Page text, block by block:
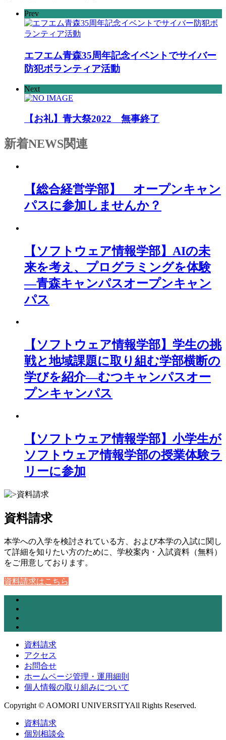
Prev
エフエム青森35周年記念イベントでサイバー
防犯ボランティア活動
Next
【お礼】青大祭2022 無事終了
新着NEWS関連
【総合経営学部】 オープンキャン
パスに参加しませんか？
【ソフトウェア情報学部】AIの未
来を考え、プログラミングを体験
―青森キャンパスオープンキャン
パス
【ソフトウェア情報学部】学生の挑
戦と地域課題に取り組む学部横断の
学びを紹介―むつキャンパスオー
プンキャンパス
【ソフトウェア情報学部】小学生が
ソフトウェア情報学部の授業体験ラ
リーに参加
資料請求
本学への入学を検討されている方、および本学の入試に関し
て詳細を知りたい方のために、学校案内・入試資料（無料）
をご用意しております。
資料請求はこちら
資料請求
アクセス
お問合せ
ホームページ管理・運用細則
個人情報の取り組みについて
Copyright © AOMORI UNIVERSITYAll Rights Reserved.
資料請求
個別相談会